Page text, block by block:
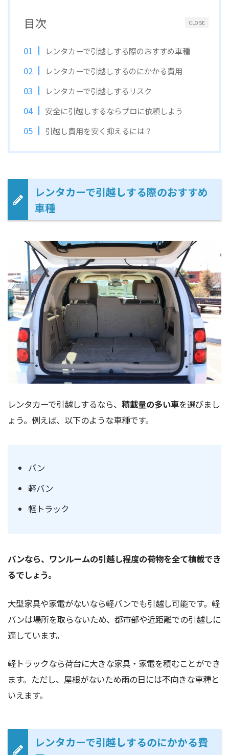
CLOSE
目次
レンタカーで引越しする際のおすすめ車種
レンタカーで引越しするのにかかる費用
レンタカーで引越しするリスク
安全に引越しするならプロに依頼しよう
引越し費用を安く抑えるには？
レンタカーで引越しする際のおすすめ
車種
レンタカーで引越しするなら、 積載量の多い車を選びまし
ょう。例えば、以下のような車種です。
バン
軽バン
軽トラック
バンなら、ワンルームの引越し程度の荷物を全て積載でき
るでしょう。
大型家具や家電がないなら軽バンでも引越し可能です。軽
バンは場所を取らないため、都市部や近距離での引越しに
適しています。
軽トラックなら荷台に大きな家具・家電を積むことができ
ます。ただし、屋根がないため雨の日には不向きな車種と
いえます。
レンタカーで引越しするのにかかる費